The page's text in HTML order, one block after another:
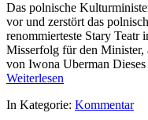
Das polnische
vor und zerstört das
renommierteste Stary
Misserfolg für den Minister,
von Iwona Uberman
Weiterlesen
In Kategorie: Kommentar